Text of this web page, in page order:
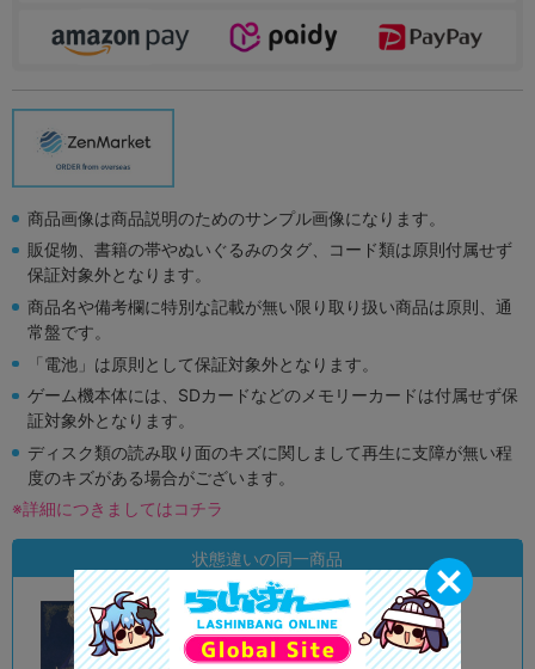
商品画像は商品説明のためのサンプル画像になります。
販促物、書籍の帯やぬいぐるみのタグ、コード類は原則付属せず
保証対象外となります。
商品名や備考欄に特別な記載が無い限り取り扱い商品は原則、通
常盤です。
「電池」は原則として保証対象外となります。
ゲーム機本体には、SDカードなどのメモリーカードは付属せず保
証対象外となります。
ディスク類の読み取り面のキズに関しまして再生に支障が無い程
度のキズがある場合がございます。
※詳細につきましてはコチラ
状態違いの同一商品
状態 : A
オンライン